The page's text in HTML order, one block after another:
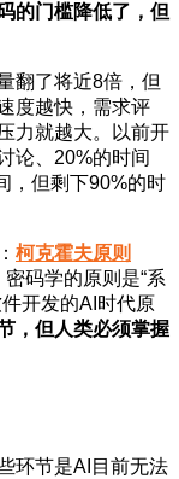
的门槛降低了，但
翻了将近8倍，但
度越快，需求评
力就越大。以前开
论、20%的时间
，但剩下90%的时
柯克霍夫原则
码学的原则是“系
开发的AI时代原
，但人类必须掌握
环节是AI目前无法